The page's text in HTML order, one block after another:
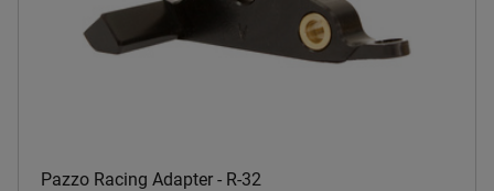
Pazzo Racing Adapter - R-32